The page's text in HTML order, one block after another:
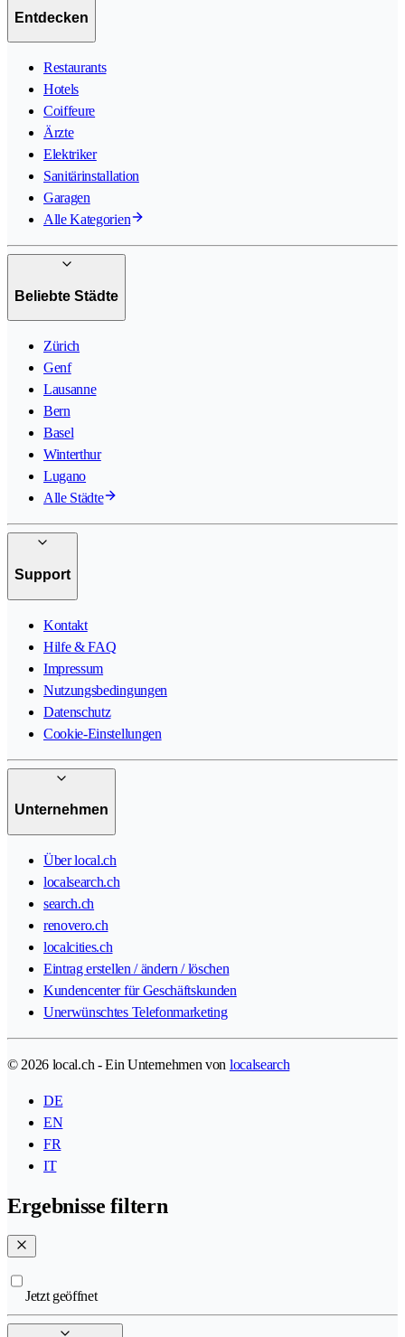
Entdecken
Restaurants
Hotels
Coiffeure
Ärzte
Elektriker
Sanitärinstallation
Garagen
Alle Kategorien
Beliebte Städte
Zürich
Genf
Lausanne
Bern
Basel
Winterthur
Lugano
Alle Städte
Support
Kontakt
Hilfe & FAQ
Impressum
Nutzungsbedingungen
Datenschutz
Cookie-Einstellungen
Unternehmen
Über local.ch
localsearch.ch
search.ch
renovero.ch
localcities.ch
Eintrag erstellen / ändern / löschen
Kundencenter für Geschäftskunden
Unerwünschtes Telefonmarketing
© 2026 local.ch - Ein Unternehmen von localsearch
DE
EN
FR
IT
Ergebnisse filtern
Jetzt geöffnet